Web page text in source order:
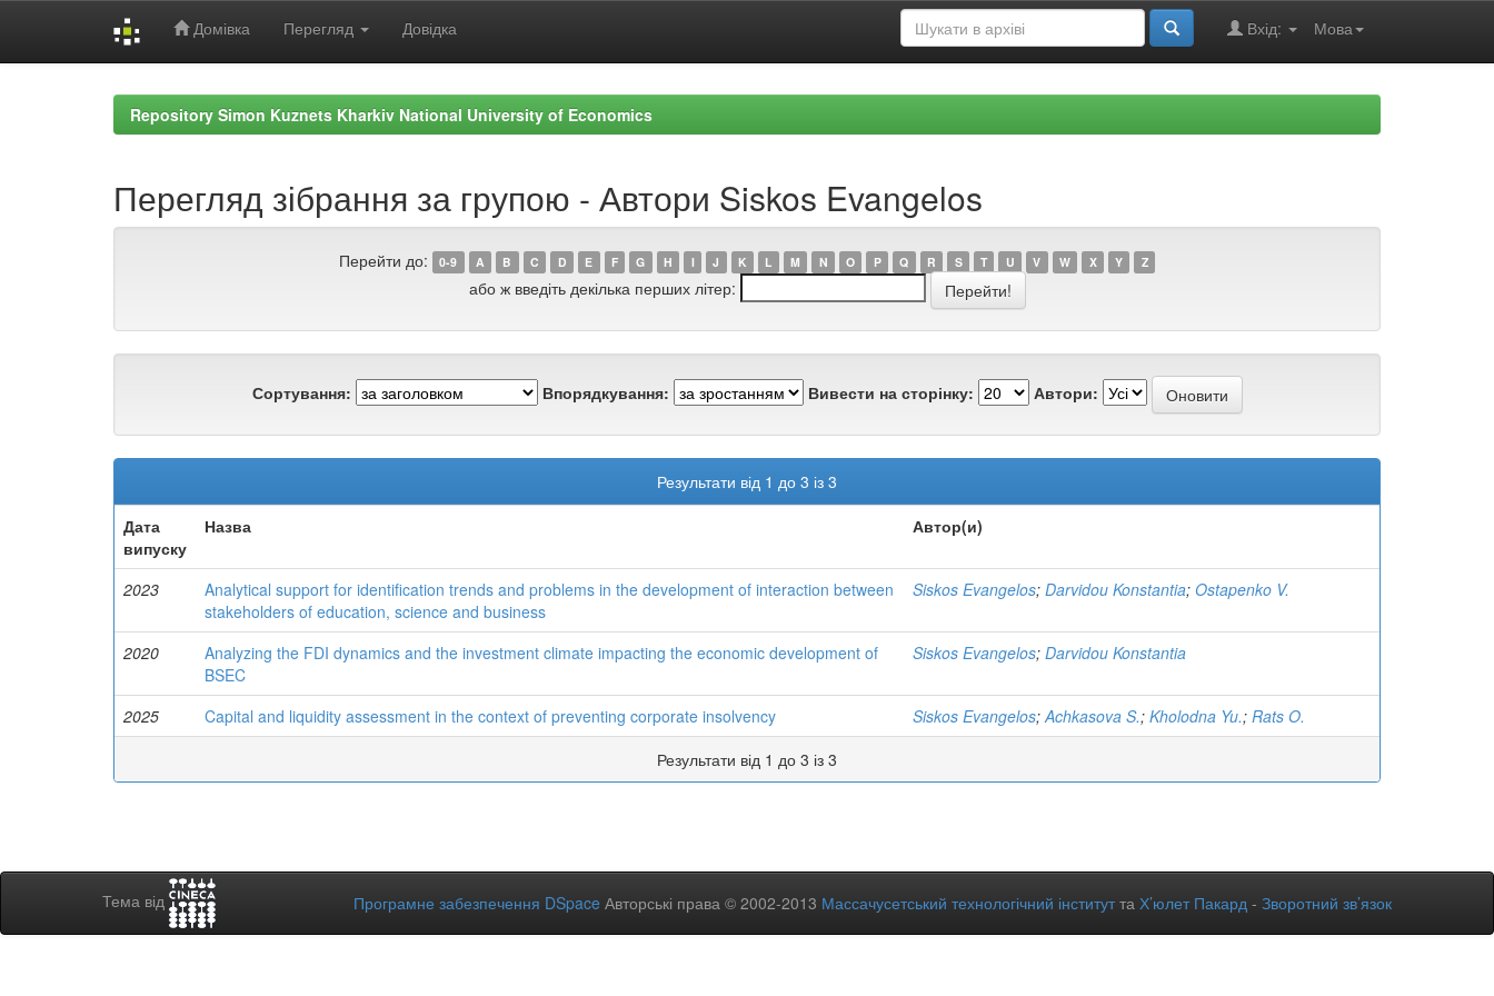
Домівка Перегляд Довідка Мова
Вхід:
Repository Simon Kuznets Kharkiv National University of Economics
Перегляд зібрання за групою - Автори Siskos Evangelos
Перейти до: 0-9 A B C D E F G H I J K L M N O P Q R S T U V W X Y Z
або ж введіть декілька перших літер:
Сортування: Впорядкування: Вивести на сторінку: Автори:
Результати від 1 до 3 із 3
Дата
випуску
Назва Автор(и)
2023
Analytical support for identification trends and problems in the development of interaction between
stakeholders of education, science and business
Siskos Evangelos; Darvidou Konstantia; Ostapenko V.
2020
Analyzing the FDI dynamics and the investment climate impacting the economic development of
BSEC
Siskos Evangelos; Darvidou Konstantia
2025 Capital and liquidity assessment in the context of preventing corporate insolvency Siskos Evangelos;Achkasova S.; Kholodna Yu.; Rats O.
Результати від 1 до 3 із 3
Тема від Програмне забезпечення DSpace Авторські права © 2002-2013 Массачусетський технологічний інститутта Х’юлет Пакард - Зворотний зв’язок